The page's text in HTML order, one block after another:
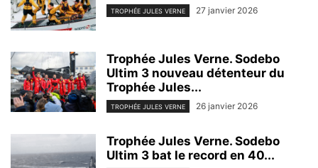
TROPHÉE JULES VERNE 27 janvier 2026
Trophée Jules Verne. Sodebo
Ultim 3 nouveau détenteur du
Trophée Jules...
TROPHÉE JULES VERNE 26 janvier 2026
Trophée Jules Verne. Sodebo
Ultim 3 bat le record en 40...